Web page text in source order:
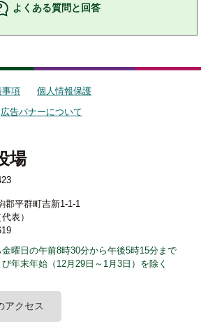
よくある質問と回答
事項
個人情報保護
広告バナーについて
場
郡平群町吉新1-1-1
表）
曜日の午前8時30分から午後5時15分まで
年末年始（12月29日～1月3日）を除く
アクセス